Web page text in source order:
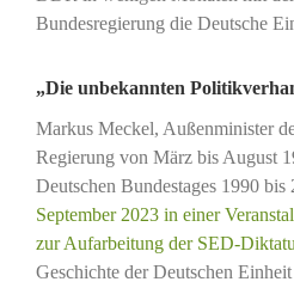
Bundesregierung die Deutsche
„Die unbekannten
Markus Meckel, Außenminister
Regierung von März bis August
Deutschen Bundestages 1990 bis
September 2023 in einer
zur Aufarbeitung der SED-
Geschichte der Deutschen